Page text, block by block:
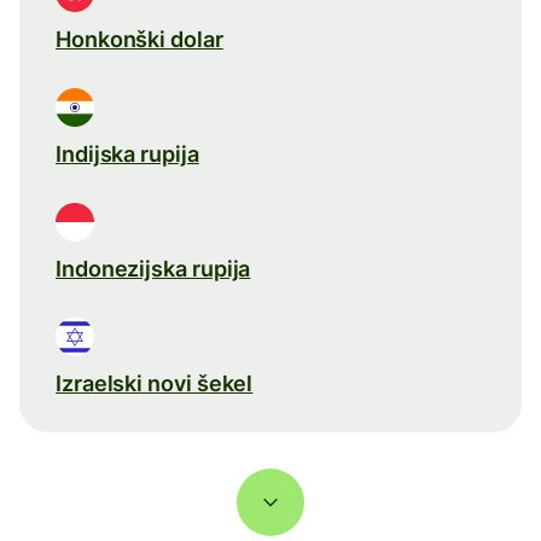
Honkonški dolar
Indijska rupija
Indonezijska rupija
Izraelski novi šekel